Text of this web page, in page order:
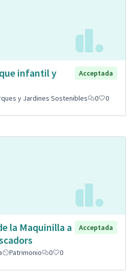
infantil y
Acceptada
y Jardines Sostenibles 0 0
la Maquinilla a
Acceptada
Patrimonio 0 0